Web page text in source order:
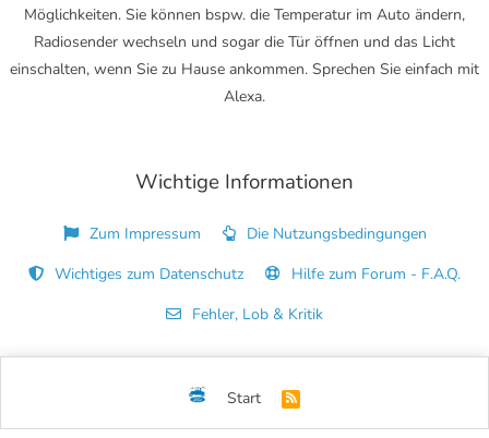
Möglichkeiten. Sie können bspw. die Temperatur im Auto ändern,
Radiosender wechseln und sogar die Tür öffnen und das Licht
einschalten, wenn Sie zu Hause ankommen. Sprechen Sie einfach mit
Alexa.
Wichtige Informationen
Zum Impressum
Die Nutzungsbedingungen
Wichtiges zum Datenschutz
Hilfe zum Forum - F.A.Q.
Fehler, Lob & Kritik
Start
R
S